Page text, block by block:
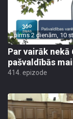
pirms 2 dienām, 10
Par vairāk
pašvaldībās
414. epizode